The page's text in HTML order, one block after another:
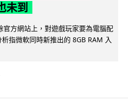
未到
方網站上，對遊戲玩家要為電腦配
指微軟同時新推出的 8GB RAM 入